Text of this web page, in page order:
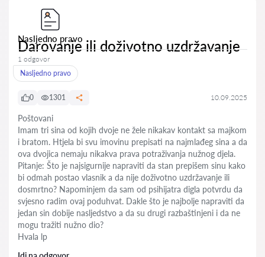
Nasljedno pravo
Darovanje ili doživotno uzdržavanje
1 odgovor
Nasljedno pravo
0 1301 10.09.2025
Poštovani
Imam tri sina od kojih dvoje ne žele nikakav kontakt sa majkom
i bratom. Htjela bi svu imovinu prepisati na najmlađeg sina a da
ova dvojica nemaju nikakva prava potraživanja nužnog djela.
Pitanje: Što je najsigurnije napraviti da stan prepišem sinu kako
bi odmah postao vlasnik a da nije doživotno uzdržavanje ili
dosmrtno? Napominjem da sam od psihijatra digla potvrdu da
svjesno radim ovaj poduhvat. Dakle što je najbolje napraviti da
jedan sin dobije nasljedstvo a da su drugi razbaštinjeni i da ne
mogu tražiti nužno dio?
Hvala lp